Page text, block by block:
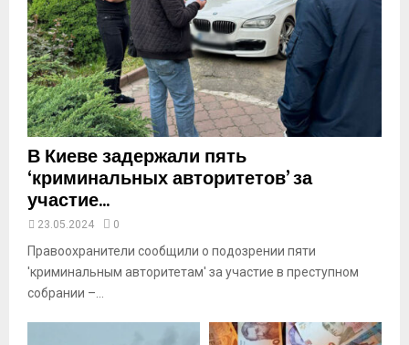
o
u
u
b
e
В Киеве задержали пять
‘криминальных авторитетов’ за
участие...
23.05.2024 0
Правоохранители сообщили о подозрении пяти
'криминальным авторитетам' за участие в преступном
собрании –...